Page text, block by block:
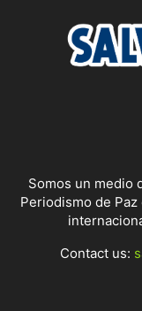
Somos un medio
Periodismo de
Contact us: